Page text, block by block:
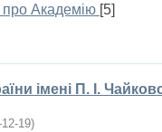
про Академію [5]
імені П. І.
19)